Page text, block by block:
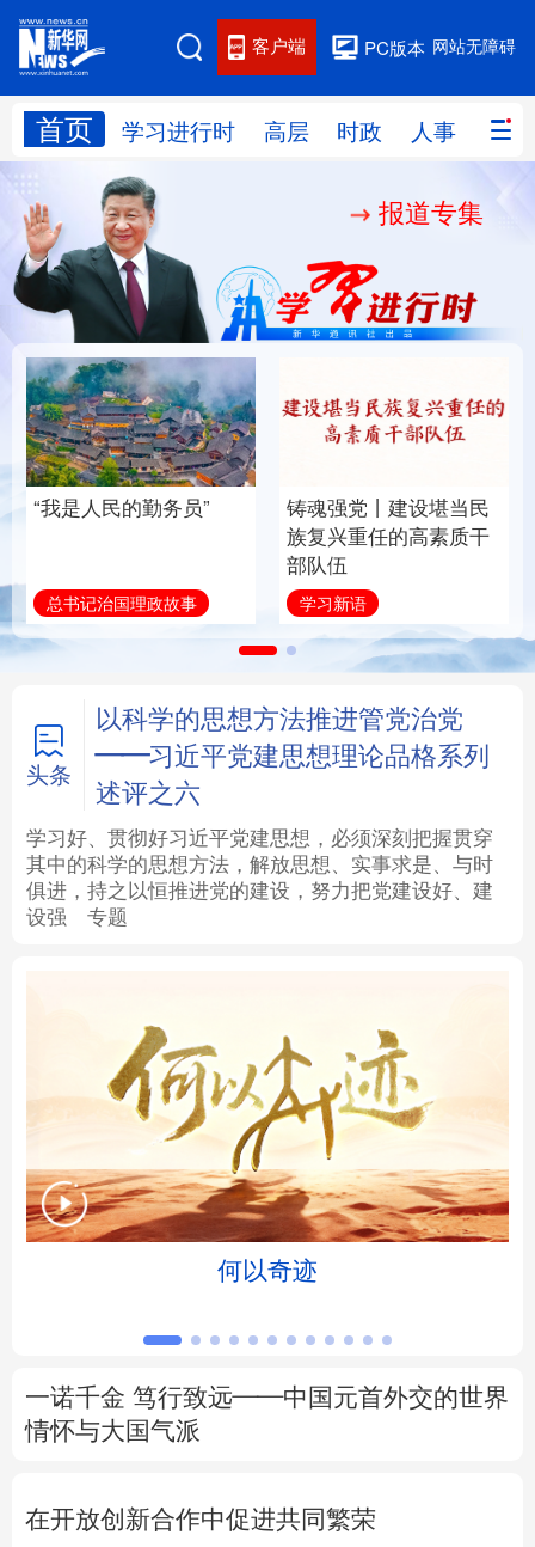
网站无障碍
PC版本
客户端
首页 学习进行时 高层 时政 人事 国际
网站地图
学习进行时 人事
国际 财经 网评
思客智库 全球连线 教育
科技 科创 量子 体育
文化 书画
访谈 视频 图片 政务
信息化 数字经济
学术中国 乡村振兴 银龄 溯源中国
城市 旅游 能源 会展
彩票 娱乐 时尚 悦读
公益 一带一路 亚太网 上市公司
天津 河北
辽宁 吉林 上海 江苏
浙江 安徽 福建 江西
四川 贵州
报道专集
“我是人民的勤务员”
总书记治国理政故事
铸魂强党丨建设堪当民
族复兴重任的高素质干
部队伍
学习新语
头条
以科学的思想方法推进管党治党
——习近平党建思想理论品格系列
述评之六
学习好、贯彻好习近平党建思想，必须深刻把握贯穿
其中的科学的思想方法，解放思想、实事求是、与时
俱进，持之以恒推进党的建设，努力把党建设好、建
设强
专题
何以奇迹
一诺千金 笃行致远——中国元首外交的世界
情怀与大国气派
在开放创新合作中促进共同繁荣